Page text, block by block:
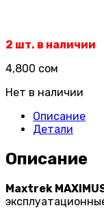
2 шт. в наличии
4,800 сом
Нет в наличии
Описание
Детали
Описание
Maxtrek